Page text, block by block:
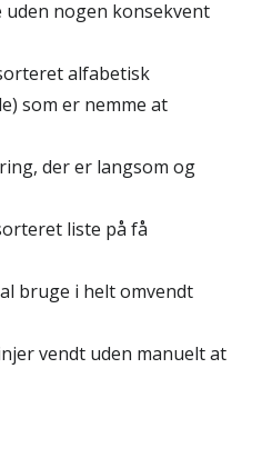
uden nogen konsekvent
alfabetisk
som er nemme at
der er langsom og
liste på få
bruge i helt omvendt
vendt uden manuelt at